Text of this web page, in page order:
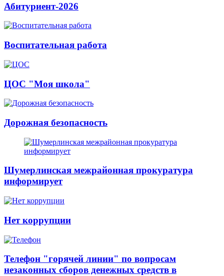
Абитуриент-2026
Воспитательная работа
ЦОС "Моя школа"
Дорожная безопасность
Шумерлинская межрайонная прокуратура
информирует
Нет коррупции
Телефон "горячей линии" по вопросам
незаконных сборов денежных средств в